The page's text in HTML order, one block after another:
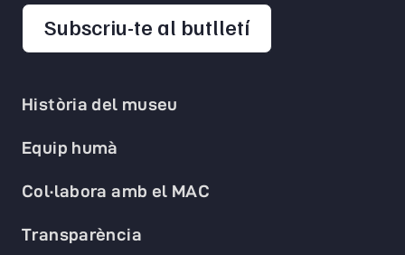
Història del museu
Equip humà
Col·labora amb el MAC
Transparència
Subscriu-te al butlletíopens in a new